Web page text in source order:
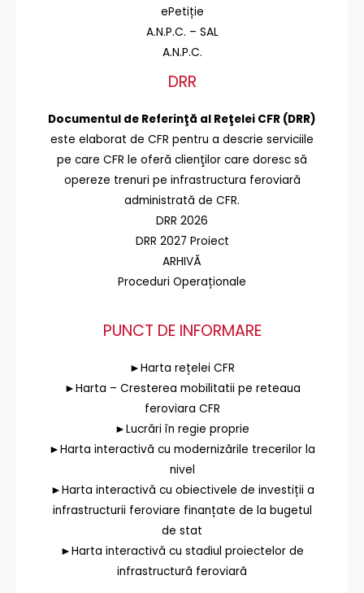
ePetiție
A.N.P.C. – SAL
A.N.P.C.
DRR
Documentul de Referinţă al Reţelei CFR (DRR)
este elaborat de CFR pentru a descrie serviciile
pe care CFR le oferă clienţilor care doresc să
opereze trenuri pe infrastructura feroviară
administrată de CFR.
DRR 2026
DRR 2027 Proiect
ARHIVĂ
Proceduri Operaționale
PUNCT DE INFORMARE
►Harta rețelei CFR
►Harta – Cresterea mobilitatii pe reteaua
feroviara CFR
►Lucrări în regie proprie
►Harta interactivă cu modernizările trecerilor la
nivel
►Harta interactivă cu obiectivele de investiții a
infrastructurii feroviare finanțate de la bugetul
de stat
►Harta interactivă cu stadiul proiectelor de
infrastructură feroviară